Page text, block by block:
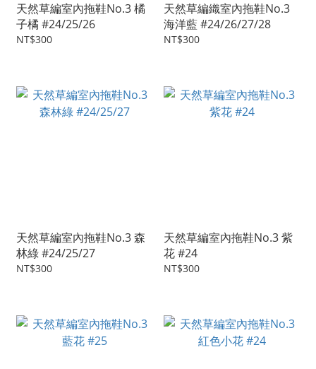
天然草編室內拖鞋No.3 橘
子橘 #24/25/26
NT$300
天然草編織室內拖鞋No.3
海洋藍 #24/26/27/28
NT$300
天然草編室內拖鞋No.3 森
林綠 #24/25/27
NT$300
天然草編室內拖鞋No.3 紫
花 #24
NT$300